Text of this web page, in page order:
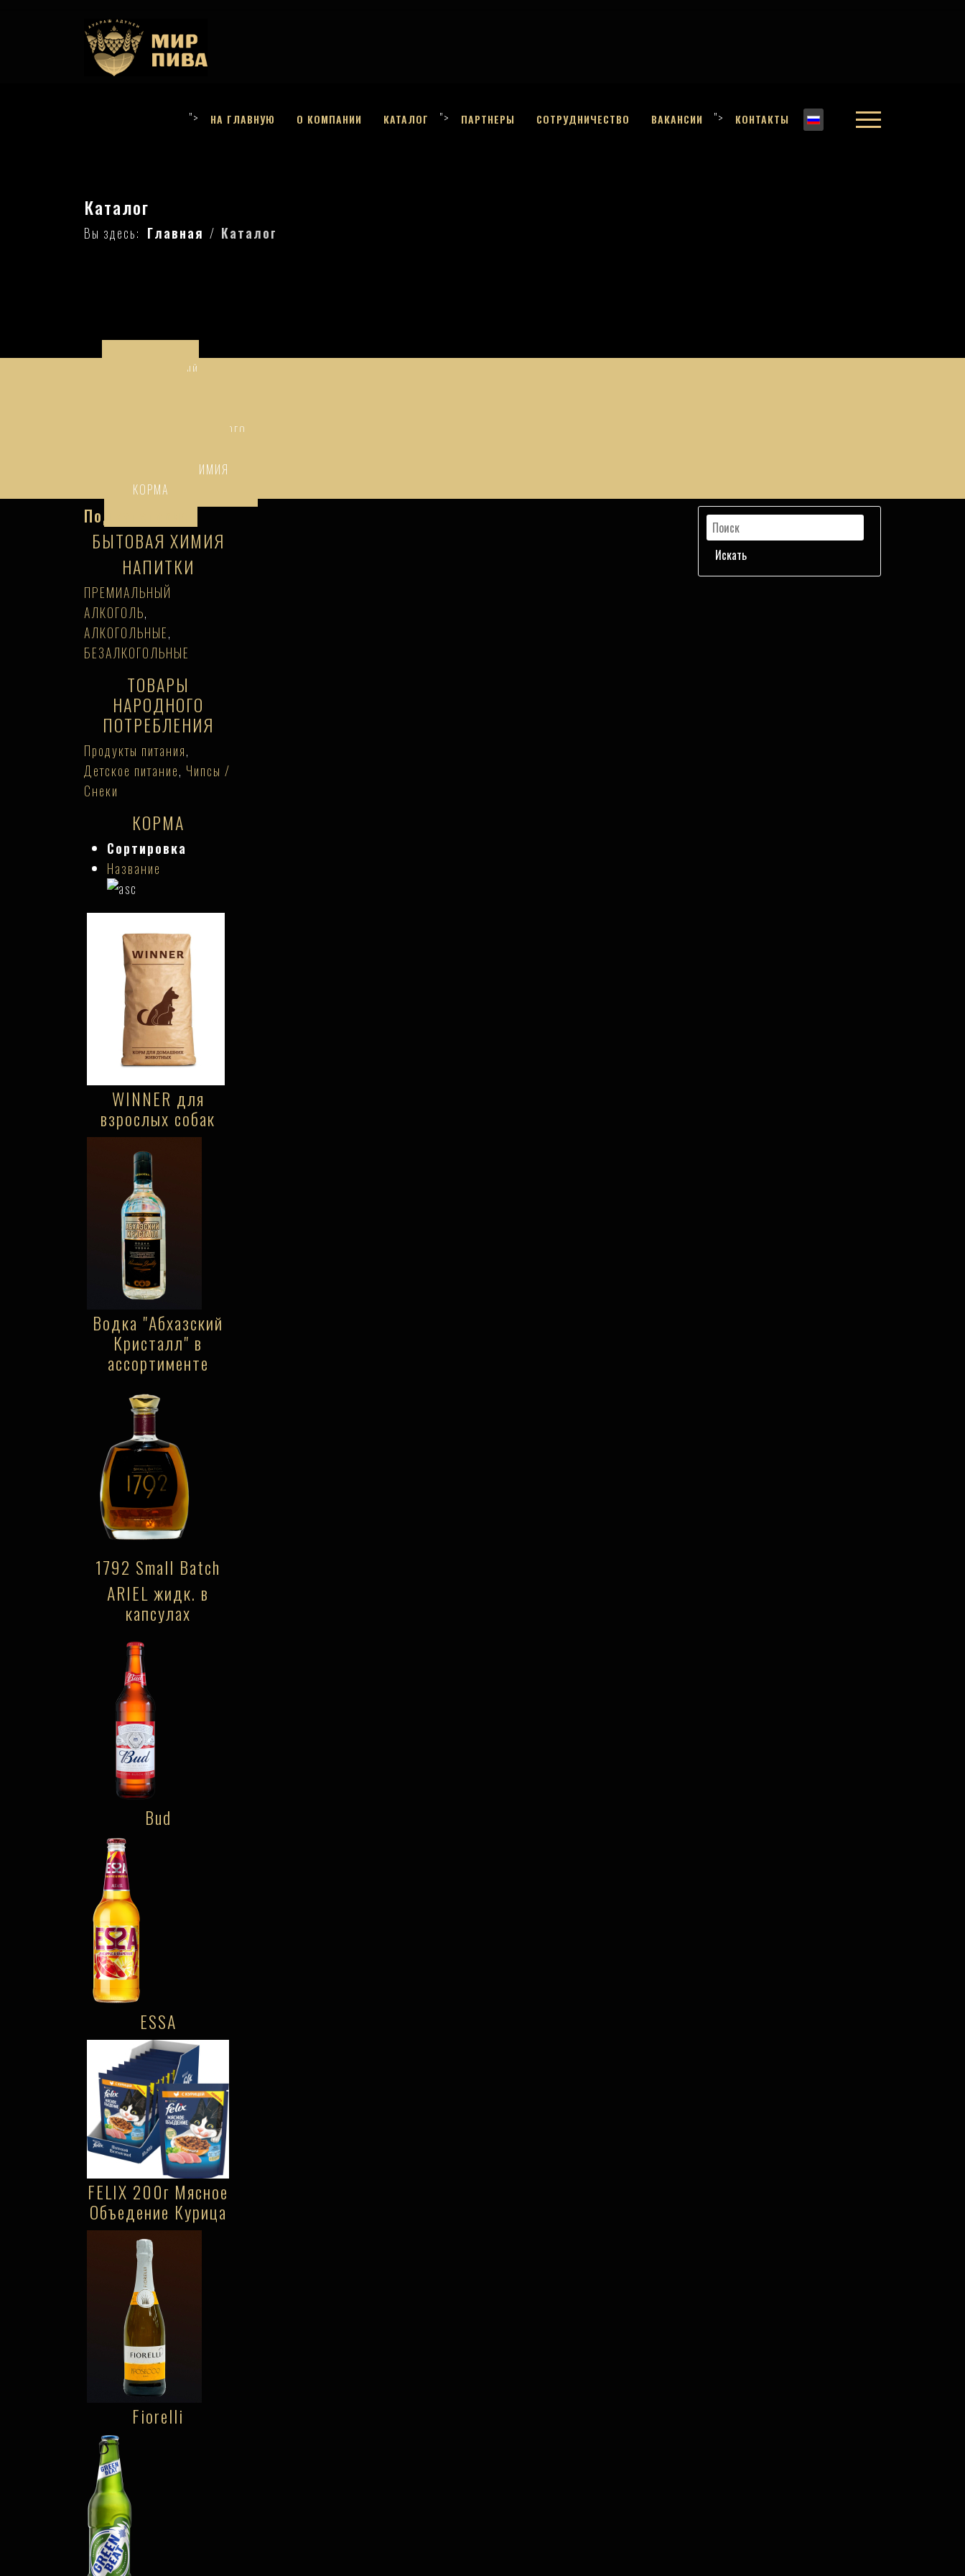
"> НА ГЛАВНУЮ О КОМПАНИИ КАТАЛОГ "> ПАРТНЕРЫ СОТРУДНИЧЕСТВО ВАКАНСИИ "> КОНТАКТЫ
Каталог
Вы здесь: Главная Каталог
ПРЕМИАЛЬНЫЙ
ТОВАРЫ НАРОДНОГО
БЫТОВАЯ ХИМИЯ
КОРМА
Подкатегория
БЫТОВАЯ ХИМИЯ
НАПИТКИ
ПРЕМИАЛЬНЫЙ
АЛКОГОЛЬ,
АЛКОГОЛЬНЫЕ,
БЕЗАЛКОГОЛЬНЫЕ
ТОВАРЫ
НАРОДНОГО
ПОТРЕБЛЕНИЯ
Продукты питания,
Детское питание, Чипсы /
Снеки
КОРМА
Сортировка
Название
WINNER для
взрослых собак
Водка "Абхазский
Кристалл" в
ассортименте
1792 Small Batch
ARIEL жидк. в
капсулах
Bud
ESSA
FELIX 200г Мясное
Объедение Курица
Fiorelli
Искать